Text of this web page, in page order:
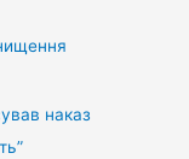
наказ